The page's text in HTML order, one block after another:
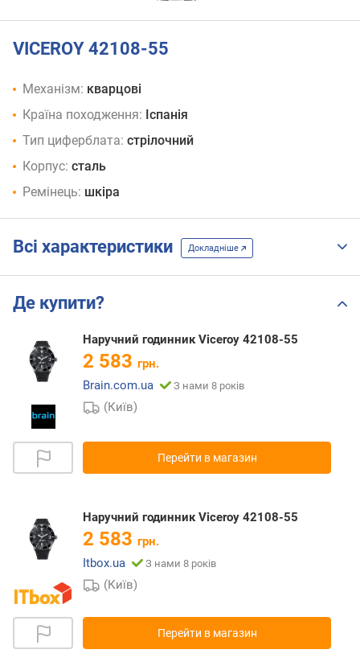
VICEROY 42108-55
Механізм: кварцові
Країна походження: Іспанія
Тип циферблата: стрілочний
Корпус: сталь
Ремінець: шкіра
Всі характеристики Докладніше
Де купити?
Наручний годинник Viceroy 42108-55
2 583 грн.
Brain.com.ua
З нами 8 років
(Київ)
Перейти в магазин
Наручний годинник Viceroy 42108-55
2 583 грн.
Itbox.ua
З нами 8 років
(Київ)
Перейти в магазин